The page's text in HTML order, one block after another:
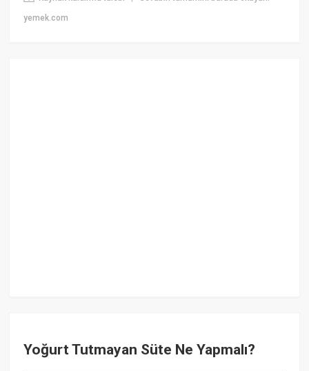
yemek.com
Yoğurt Tutmayan Süte Ne Yapmalı?